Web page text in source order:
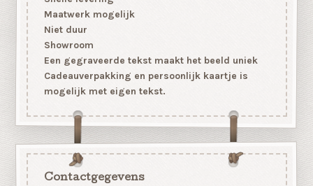
Maatwerk mogelijk
Niet duur
Showroom
Een gegraveerde tekst maakt het beeld uniek
Cadeauverpakking en persoonlijk kaartje is
mogelijk met eigen tekst.
Contactgegevens